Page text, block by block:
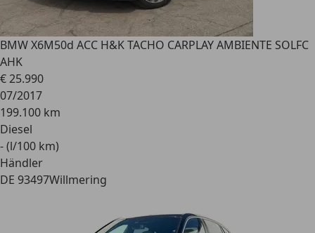
BMW X6M50d ACC H&K TACHO CARPLAY AMBIENTE SOLFC
AHK
€ 25.990
07/2017
199.100 km
Diesel
- (l/100 km)
Händler
DE 93497Willmering